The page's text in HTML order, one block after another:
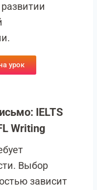
урок
IELTS
Writing
Выбор
зависит